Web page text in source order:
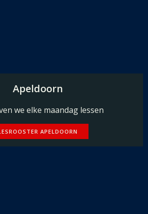
Apeldoorn
we elke maandag lessen
APELDOORN